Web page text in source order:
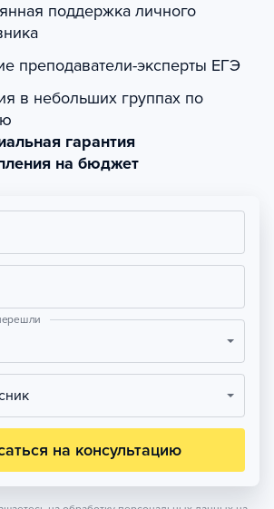
поддержка личного
преподаватели-эксперты ЕГЭ
в небольших группах по
гарантия
на бюджет
на консультацию